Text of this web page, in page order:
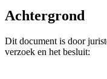
Achtergrond
Dit document is door
verzoek en het besluit: